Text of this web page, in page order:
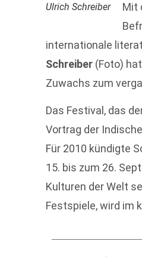
Ulrich Schreiber
Mit
internationale
Schreiber (Foto)
Zuwachs zum
Das Festival, das
Vortrag der
Für 2010 kündigte
15. bis zum 26.
Kulturen der Welt
Festspiele, wird im